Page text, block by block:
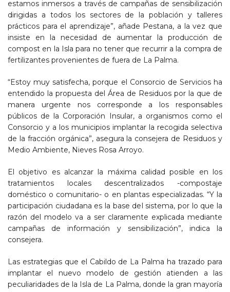
estamos inmersos a través de campañas de sensibilización
dirigidas a todos los sectores de la población y talleres
prácticos para el aprendizaje”, añade Pestana, a la vez que
insiste en la necesidad de aumentar la producción de
compost en la Isla para no tener que recurrir a la compra de
fertilizantes provenientes de fuera de La Palma.
“Estoy muy satisfecha, porque el Consorcio de Servicios ha
entendido la propuesta del Área de Residuos por la que de
manera urgente nos corresponde a los responsables
públicos de la Corporación Insular, a organismos como el
Consorcio y a los municipios implantar la recogida selectiva
de la fracción orgánica”, asegura la consejera de Residuos y
Medio Ambiente, Nieves Rosa Arroyo.
El objetivo es alcanzar la máxima calidad posible en los
tratamientos locales descentralizados -compostaje
doméstico o comunitario- o en plantas especializadas. “Y la
participación ciudadana es la base del sistema, por lo que la
razón del modelo va a ser claramente explicada mediante
campañas de información y sensibilización”, indica la
consejera.
Las estrategias que el Cabildo de La Palma ha trazado para
implantar el nuevo modelo de gestión atienden a las
peculiaridades de la Isla de La Palma, donde la gran mayoría